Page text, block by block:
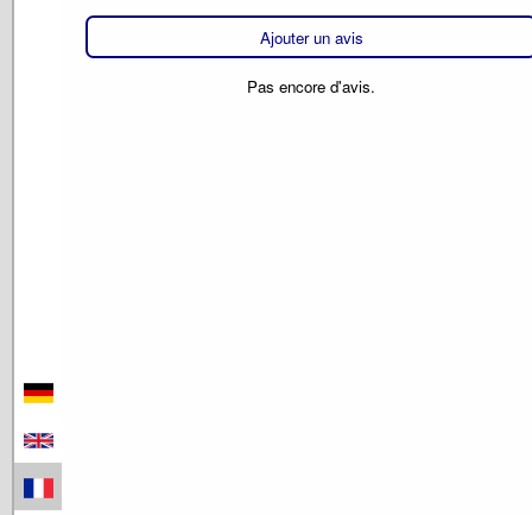
Ajouter un avis
Pas encore d'avis.